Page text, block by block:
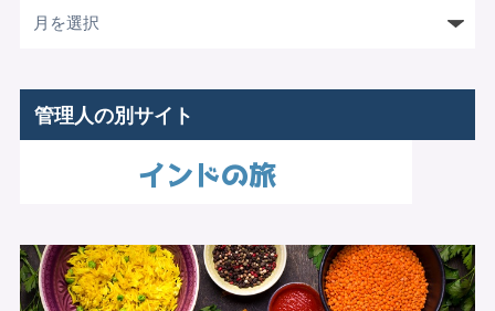
管理人の別サイト